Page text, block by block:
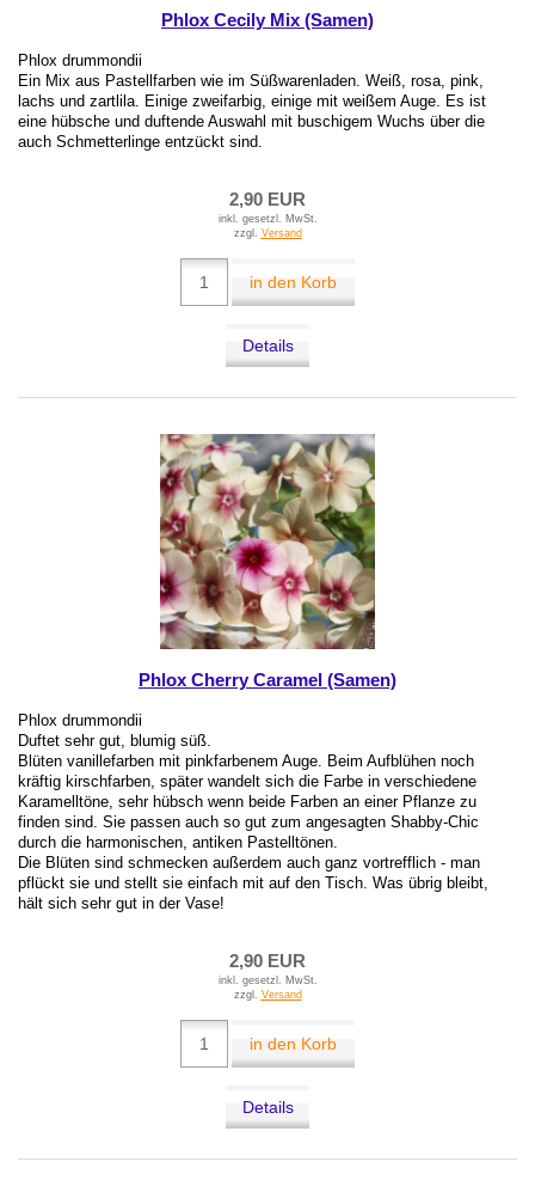
Phlox Cecily Mix (Samen)
Phlox drummondii
Ein Mix aus Pastellfarben wie im Süßwarenladen. Weiß, rosa, pink,
lachs und zartlila. Einige zweifarbig, einige mit weißem Auge. Es ist
eine hübsche und duftende Auswahl mit buschigem Wuchs über die
auch Schmetterlinge entzückt sind.
2,90 EUR
inkl. gesetzl. MwSt.
zzgl. Versand
in den Korb
Details
Phlox Cherry Caramel (Samen)
Phlox drummondii
Duftet sehr gut, blumig süß.
Blüten vanillefarben mit pinkfarbenem Auge. Beim Aufblühen noch
kräftig kirschfarben, später wandelt sich die Farbe in verschiedene
Karamelltöne, sehr hübsch wenn beide Farben an einer Pflanze zu
finden sind. Sie passen auch so gut zum angesagten Shabby-Chic
durch die harmonischen, antiken Pastelltönen.
Die Blüten sind schmecken außerdem auch ganz vortrefflich - man
pflückt sie und stellt sie einfach mit auf den Tisch. Was übrig bleibt,
hält sich sehr gut in der Vase!
2,90 EUR
inkl. gesetzl. MwSt.
zzgl. Versand
in den Korb
Details